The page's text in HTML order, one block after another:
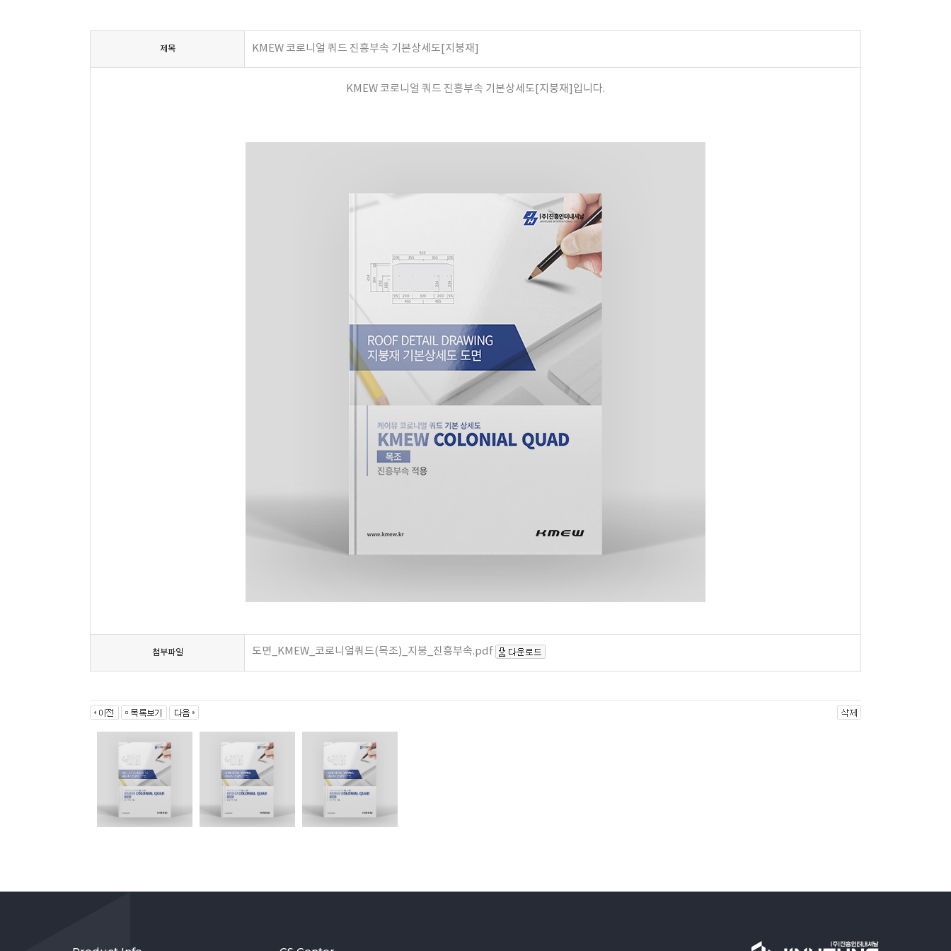
제목 KMEW 코로니얼 쿼드 진흥부속 기본상세도[지붕재]
KMEW 코로니얼 쿼드 진흥부속 기본상세도[지붕재]입니다.
첨부파일 도면_KMEW_코로니얼쿼드(목조)_지붕_진흥부속.pdf